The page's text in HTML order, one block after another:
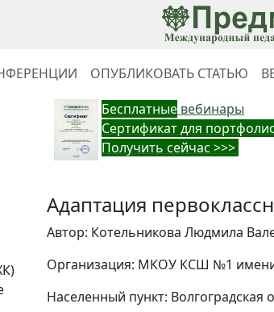
ОПУБЛИКОВАТЬ СТАТЬЮ
Бесплатные вебинары
Cертификат для
Получить сейчас >>>
Адаптация
Автор: Котельникова Людмила
Организация: МКОУ КСШ №1 имени
Населенный пункт: Волгоградская